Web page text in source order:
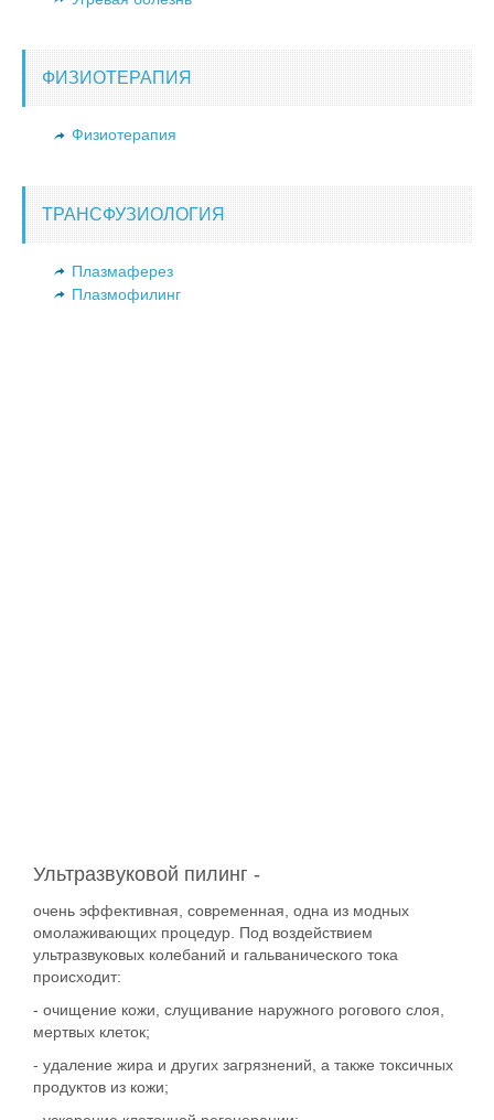
ФИЗИОТЕРАПИЯ
Физиотерапия
ТРАНСФУЗИОЛОГИЯ
Плазмаферез
Плазмофилинг
Ультразвуковой пилинг -
очень эффективная, современная, одна из модных
омолаживающих процедур. Под воздействием
ультразвуковых колебаний и гальванического тока
происходит:
- очищение кожи, слущивание наружного рогового слоя,
мертвых клеток;
- удаление жира и других загрязнений, а также токсичных
продуктов из кожи;